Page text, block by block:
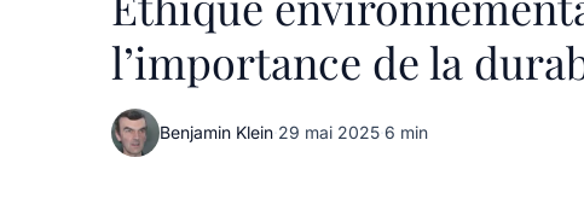
l’importance de la
Benjamin Klein·29 mai 2025·6 min